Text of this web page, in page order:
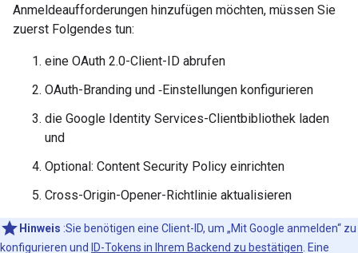
Anmeldeaufforderungen hinzufügen möchten, müssen Sie
zuerst Folgendes tun:
eine OAuth 2.0-Client-ID abrufen
OAuth-Branding und ‑Einstellungen konfigurieren
die Google Identity Services-Clientbibliothek laden
und
Optional: Content Security Policy einrichten
Cross-Origin-Opener-Richtlinie aktualisieren
Hinweis :Sie benötigen eine Client-ID, um „Mit Google anmelden“ zu
konfigurieren und
ID-Tokens in Ihrem Backend zu bestätigen . Eine